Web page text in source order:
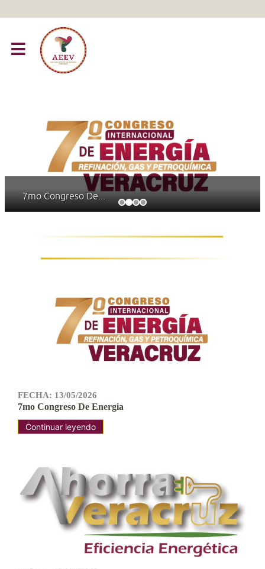
7mo Congreso De...
FECHA: 13/05/2026
7mo Congreso De Energia
Continuar leyendo